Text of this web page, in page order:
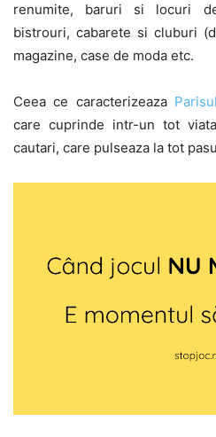
renumite, baruri si locuri
bistrouri, cabarete si cluburi
magazine, case de moda etc.
Ceea ce caracterizeaza Parisul
care cuprinde intr-un tot
cautari, care pulseaza la tot